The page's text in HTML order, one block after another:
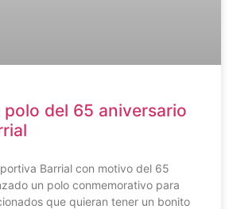
polo del 65 aniversario
Barrial con motivo del 65
un polo conmemorativo para
que quieran tener un bonito